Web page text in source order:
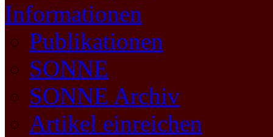
Informationen
Publikationen
SONNE
SONNE Archiv
Artikel einreichen